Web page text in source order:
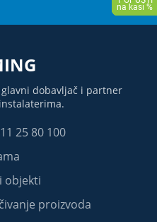
dobavljač i partner
25 80 100
objekti
proizvoda